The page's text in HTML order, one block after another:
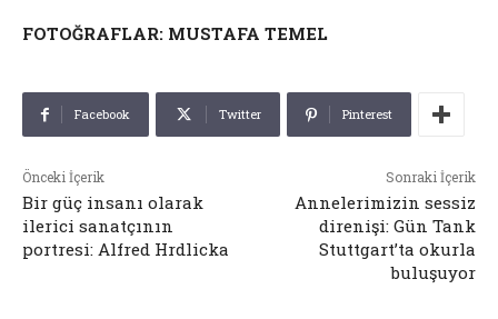
FOTOĞRAFLAR: MUSTAFA TEMEL
Facebook Twitter Pinterest
Önceki İçerik
Bir güç insanı olarak
ilerici sanatçının
portresi: Alfred Hrdlicka
Sonraki İçerik
Annelerimizin sessiz
direnişi: Gün Tank
Stuttgart’ta okurla
buluşuyor